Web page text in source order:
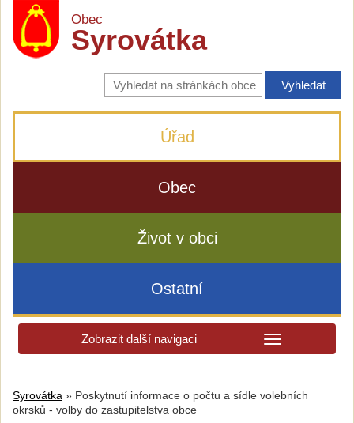
Obec
Syrovátka
Vyhledávání
na
stránkách
Úřad
Obec
Život v obci
Ostatní
Zobrazit další navigaci
Syrovátka » Poskytnutí informace o počtu a sídle volebních
okrsků - volby do zastupitelstva obce